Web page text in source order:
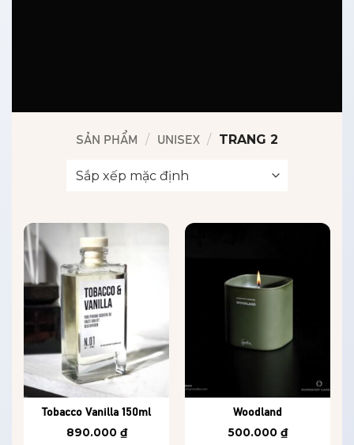
SẢN PHẨM / UNISEX / TRANG 2
Tobacco Vanilla 150ml
890.000 ₫
Woodland
500.000 ₫